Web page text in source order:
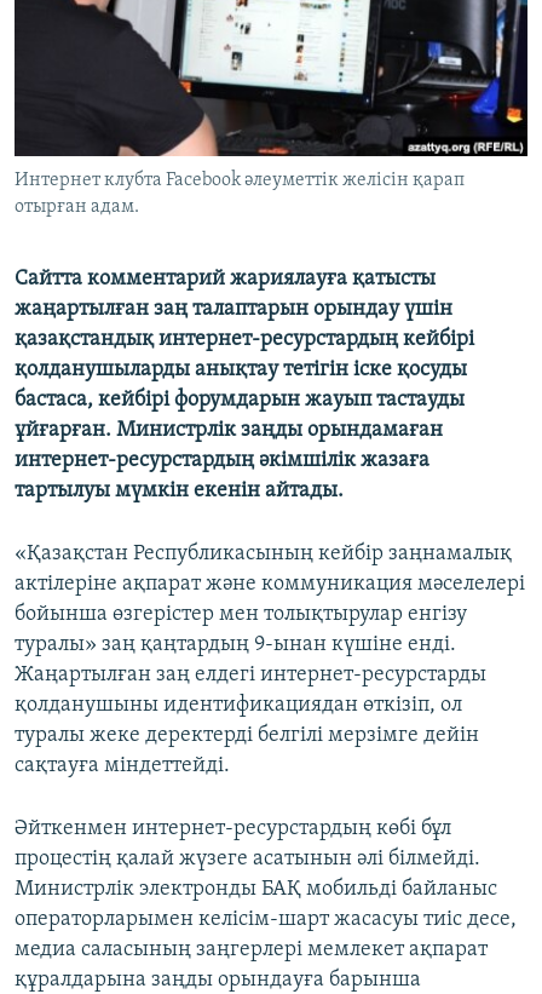
Басқа тілдерде
Интернет клубта Facebook әлеуметтік желісін қарап
отырған адам.
Сайтта комментарий жариялауға қатысты
жаңартылған заң талаптарын орындау үшін
қазақстандық интернет-ресурстардың кейбірі
қолданушыларды анықтау тетігін іске қосуды
бастаса, кейбірі форумдарын жауып тастауды
ұйғарған. Министрлік заңды орындамаған
интернет-ресурстардың әкімшілік жазаға
тартылуы мүмкін екенін айтады.
«Қазақстан Республикасының кейбір заңнамалық
актілеріне ақпарат және коммуникация мәселелері
бойынша өзгерістер мен толықтырулар енгізу
туралы» заң қаңтардың 9-ынан күшіне енді.
Жаңартылған заң елдегі интернет-ресурстарды
қолданушыны идентификациядан өткізіп, ол
туралы жеке деректерді белгілі мерзімге дейін
сақтауға міндеттейді.
Әйткенмен интернет-ресурстардың көбі бұл
процестің қалай жүзеге асатынын әлі білмейді.
Министрлік электронды БАҚ мобильді байланыс
операторларымен келісім-шарт жасасуы тиіс десе,
медиа саласының заңгерлері мемлекет ақпарат
құралдарына заңды орындауға барынша